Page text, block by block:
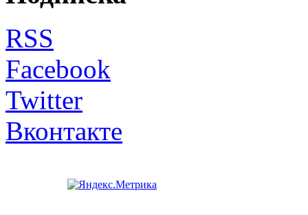
RSS
Facebook
Twitter
Вконтакте